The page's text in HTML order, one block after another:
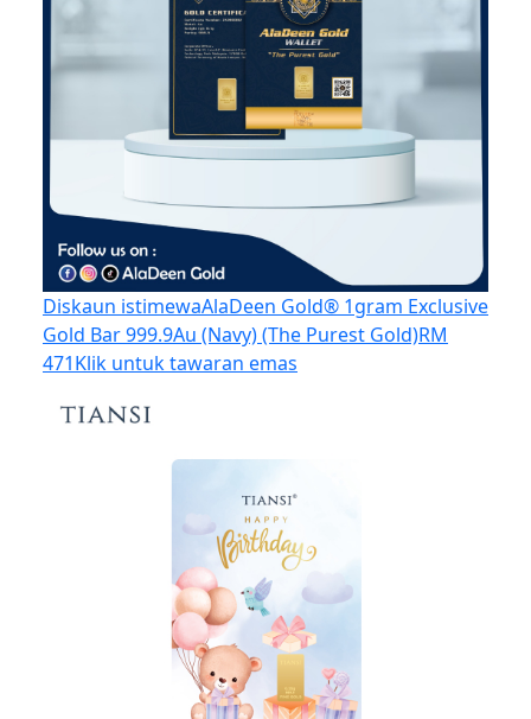
Diskaun istimewaAlaDeen Gold®️ 1gram Exclusive
Gold Bar 999.9Au (Navy) (The Purest Gold)RM
471Klik untuk tawaran emas